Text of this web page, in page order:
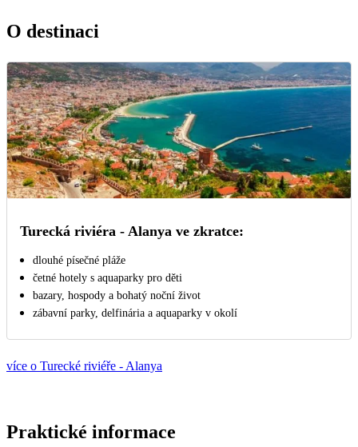
O destinaci
Turecká riviéra - Alanya ve zkratce:
dlouhé písečné pláže
četné hotely s aquaparky pro děti
bazary, hospody a bohatý noční život
zábavní parky, delfinária a aquaparky v okolí
více o Turecké riviéře - Alanya
Praktické informace